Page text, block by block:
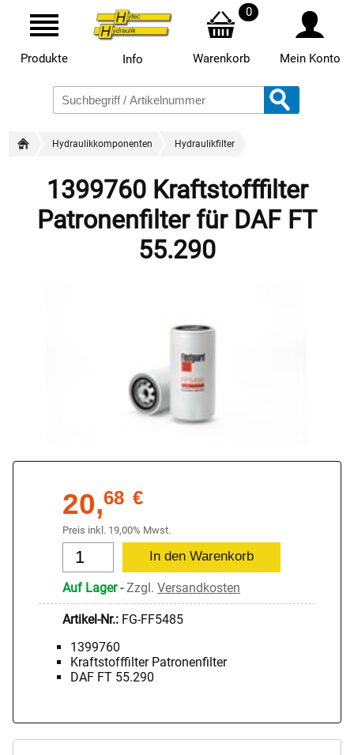
Produkte Info
0
Warenkorb Mein Konto
Hydraulikkomponenten Hydraulikfilter
1399760 Kraftstofffilter
Patronenfilter für DAF FT
55.290
20,68 €
Preis inkl. 19,00% Mwst.
Auf Lager-Zzgl. Versandkosten
Artikel-Nr.: FG-FF5485
1399760
Kraftstofffilter Patronenfilter
DAF FT 55.290